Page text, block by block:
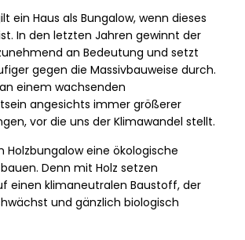
ein Haus als Bungalow, wenn dieses
In den letzten Jahren gewinnt der
an Bedeutung und setzt
gegen die Massivbauweise durch.
einem wachsenden
angesichts immer größerer
vor die uns der Klimawandel stellt.
Holzbungalow eine ökologische
Denn mit Holz setzen
einen klimaneutralen Baustoff, der
und gänzlich biologisch